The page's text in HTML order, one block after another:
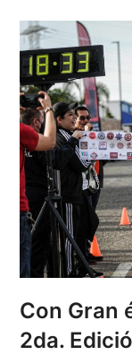
Con Gran
2da.